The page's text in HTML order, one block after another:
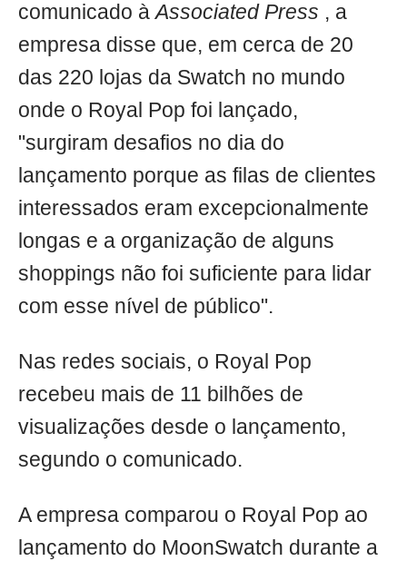
comunicado àAssociated Press , a
empresa disse que, em cerca de 20
das 220 lojas da Swatch no mundo
onde o Royal Pop foi lançado,
"surgiram desafios no dia do
lançamento porque as filas de clientes
interessados eram excepcionalmente
longas e a organização de alguns
shoppings não foi suficiente para lidar
com esse nível de público".
Nas redes sociais, o Royal Pop
recebeu mais de 11 bilhões de
visualizações desde o lançamento,
segundo o comunicado.
A empresa comparou o Royal Pop ao
lançamento do MoonSwatch durante a